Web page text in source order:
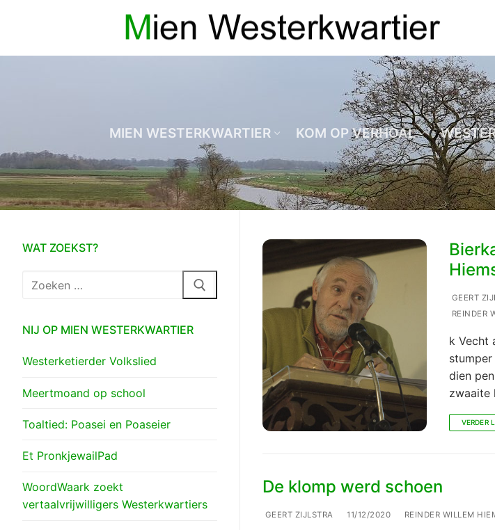
inhoud
MIEN WESTERKWARTIER KOM OP VERHOAL
GEERT
REINDER
k Vecht
dien
zwaaite
VERDER
De klomp werd schoen
GEERT ZIJLSTRA 11/12/2020 REINDER WILLEM
WAT ZOEKST?
Zoeken
NIJ OP MIEN WESTERKWARTIER
Westerketierder Volkslied
Meertmoand op school
Toaltied: Poasei en Poaseier
Et PronkjewailPad
WoordWaark zoekt
vertaalvrijwilligers Westerkwartiers